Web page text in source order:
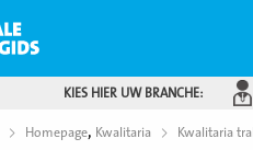
KIES HIER UW BRANCHE:
Homepage, Kwalitaria Kwalitaria